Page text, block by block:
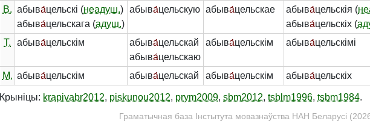
В. абыва́цельскі (неадуш.)
абыва́цельскага (адуш.)
абыва́цельскую абыва́цельскае абыва́цельскія (
абыва́цельскіх (
Т.
абыва́цельскім абыва́цельскай
абыва́цельскаю
абыва́цельскім абыва́цельскімі
М. абыва́цельскім абыва́цельскай абыва́цельскім абыва́цельскіх
Крыніцы: krapivabr2012, piskunou2012, prym2009, sbm2012, tsblm1996, tsbm1984.
Граматычная база Інстытута мовазнаўства НАН Беларусі